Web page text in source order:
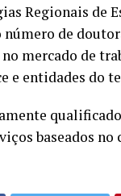
Regionais de
de
mercado de
e entidades do
baseados